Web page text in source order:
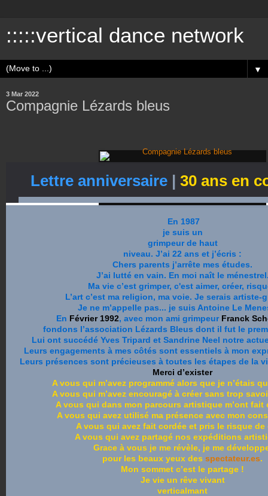
:::::vertical dance network
▼
3 Mar 2022
Compagnie Lézards bleus
Lettre anniversaire | 30 ans en
En 1987
je suis un
grimpeur de haut
niveau. J’ai 22 ans et j’écris :
Chers parents j’arrête mes études.
J’ai lutté en vain. En moi naît le
Ma vie c’est grimper, c'est aimer, créer,
L’art c’est ma religion, ma voie. Je serais artiste-
Je ne m’appelle pas... je suis Antoine Le
En Février 1992, avec mon ami grimpeur Franck
fondons l’association Lézards Bleus dont il fut le
Lui ont succédé Yves Tripard et Sandrine Neel notre
Leurs engagements à mes côtés sont essentiels à mon
Leurs présences sont précieuses à toutes les étapes de la
Merci d’exister
A vous qui m’avez programmé alors que je n’étais
A vous qui m’avez encouragé à créer sans trop
A vous qui dans mon parcours artistique m’ont fait
A vous qui avez utilisé ma présence avec mon
A vous qui avez fait cordée et pris le risque de
A vous qui avez partagé nos expéditions
Grace à vous je me révèle, je me
pour les beaux yeux des spectateur.es.
Mon sommet c’est le partage !
Je vie un rêve vivant
verticalmant